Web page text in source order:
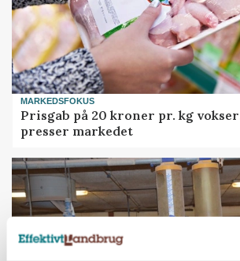
MARKEDSFOKUS
Prisgab på 20 kroner pr. kg
presser markedet